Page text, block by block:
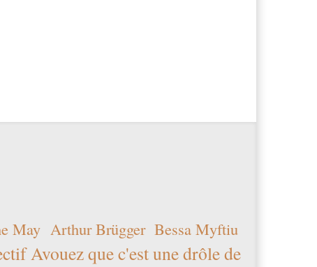
May Arthur Brügger Bessa Myftiu
Avouez que c'est une drôle de